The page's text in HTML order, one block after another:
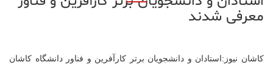
هنر
ورزشی
معرفی شدند
کاشان نیوز:استادان و دانشجویان برتر کارآفرین و فناور دانشگاه کاشان